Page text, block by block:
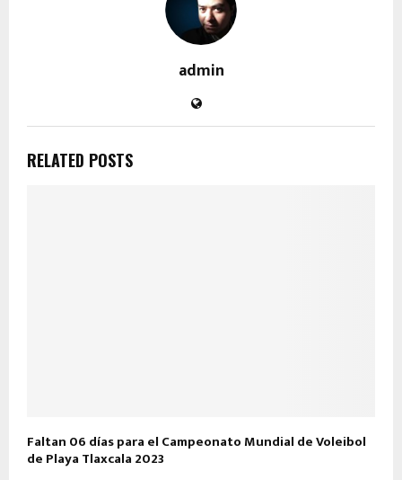
admin
RELATED POSTS
Faltan 06 días para el Campeonato Mundial de Voleibol
de Playa Tlaxcala 2023